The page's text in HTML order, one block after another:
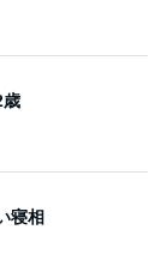
歳
寝相